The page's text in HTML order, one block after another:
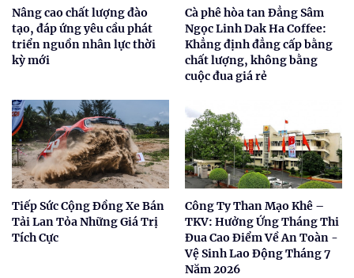
Nâng cao chất lượng đào
tạo, đáp ứng yêu cầu phát
triển nguồn nhân lực thời
kỳ mới
Cà phê hòa tan Đẳng Sâm
Ngọc Linh Dak Ha Coffee:
Khẳng định đẳng cấp bằng
chất lượng, không bằng
cuộc đua giá rẻ
Tiếp Sức Cộng Đồng Xe Bán
Tải Lan Tỏa Những Giá Trị
Tích Cực
Công Ty Than Mạo Khê –
TKV: Hưởng Ứng Tháng Thi
Đua Cao Điểm Về An Toàn -
Vệ Sinh Lao Động Tháng 7
Năm 2026